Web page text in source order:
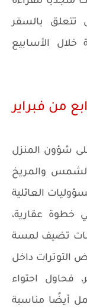
تتعلق بالسفر
خلال الأسابيع
من فبراير
شؤون المنزل
الشمس والمريخ
العائلية
خطوة عقارية،
تضيف لمسة
التوترات داخل
فحاول احتواء
أيضًا مناسبة